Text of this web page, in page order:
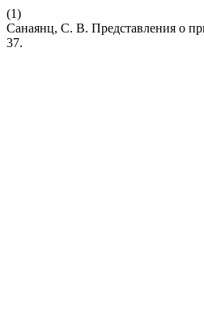
(1)
Санаянц, С. В. Представления о
37.